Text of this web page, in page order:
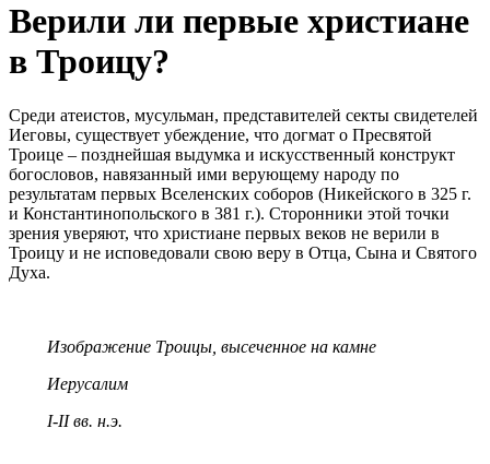
Верили ли первые христиане
в Троицу?
Среди атеистов, мусульман, представителей секты свидетелей
Иеговы, существует убеждение, что догмат о Пресвятой
Троице – позднейшая выдумка и искусственный конструкт
богословов, навязанный ими верующему народу по
результатам первых Вселенских соборов (Никейского в 325 г.
и Константинопольского в 381 г.). Сторонники этой точки
зрения уверяют, что христиане первых веков не верили в
Троицу и не исповедовали свою веру в Отца, Сына и Святого
Духа.
Изображение Троицы, высеченное на камне
Иерусалим
I-II вв. н.э.